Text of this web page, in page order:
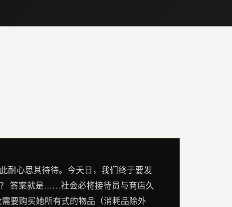
耐心思其待待。今天日，我们终于要发
答案就是……社会必将接待员与商店久
要购买她所有式的物品（消耗品除外